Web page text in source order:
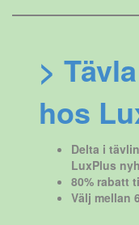
>
hos
Delta i
LuxPlus
80% rabatt
Välj mellan